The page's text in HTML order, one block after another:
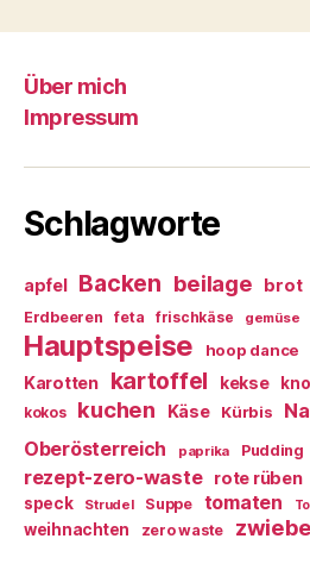
Über mich
Impressum
Schlagworte
apfel Backen beilage brot
Erdbeeren feta frischkäse gemüse
Hauptspeise hoop dance
Karotten kartoffel kekse
kokos kuchen Käse Kürbis
Oberösterreich paprika Pudding
rezept-zero-waste rote rüben
speck Strudel Suppe tomaten
weihnachten zero waste